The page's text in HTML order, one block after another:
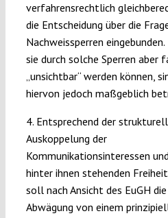
verfahrensrechtlich
die Entscheidung über die
Nachweissperren
sie durch solche Sperren aber
„unsichtbar“ werden können,
hiervon jedoch maßgeblich
4. Entsprechend der
Auskoppelung der
Kommunikationsinteressen
hinter ihnen stehenden
soll nach Ansicht des EuGH die
Abwägung von einem